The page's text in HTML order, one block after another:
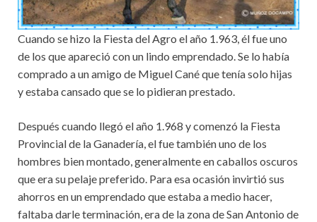
Cuando se hizo la Fiesta del Agro el año 1.963, él fue uno
de los que apareció con un lindo emprendado. Se lo había
comprado a un amigo de Miguel Cané que tenía solo hijas
y estaba cansado que se lo pidieran prestado.
Después cuando llegó el año 1.968 y comenzó la Fiesta
Provincial de la Ganadería, el fue también uno de los
hombres bien montado, generalmente en caballos oscuros
que era su pelaje preferido. Para esa ocasión invirtió sus
ahorros en un emprendado que estaba a medio hacer,
faltaba darle terminación, era de la zona de San Antonio de